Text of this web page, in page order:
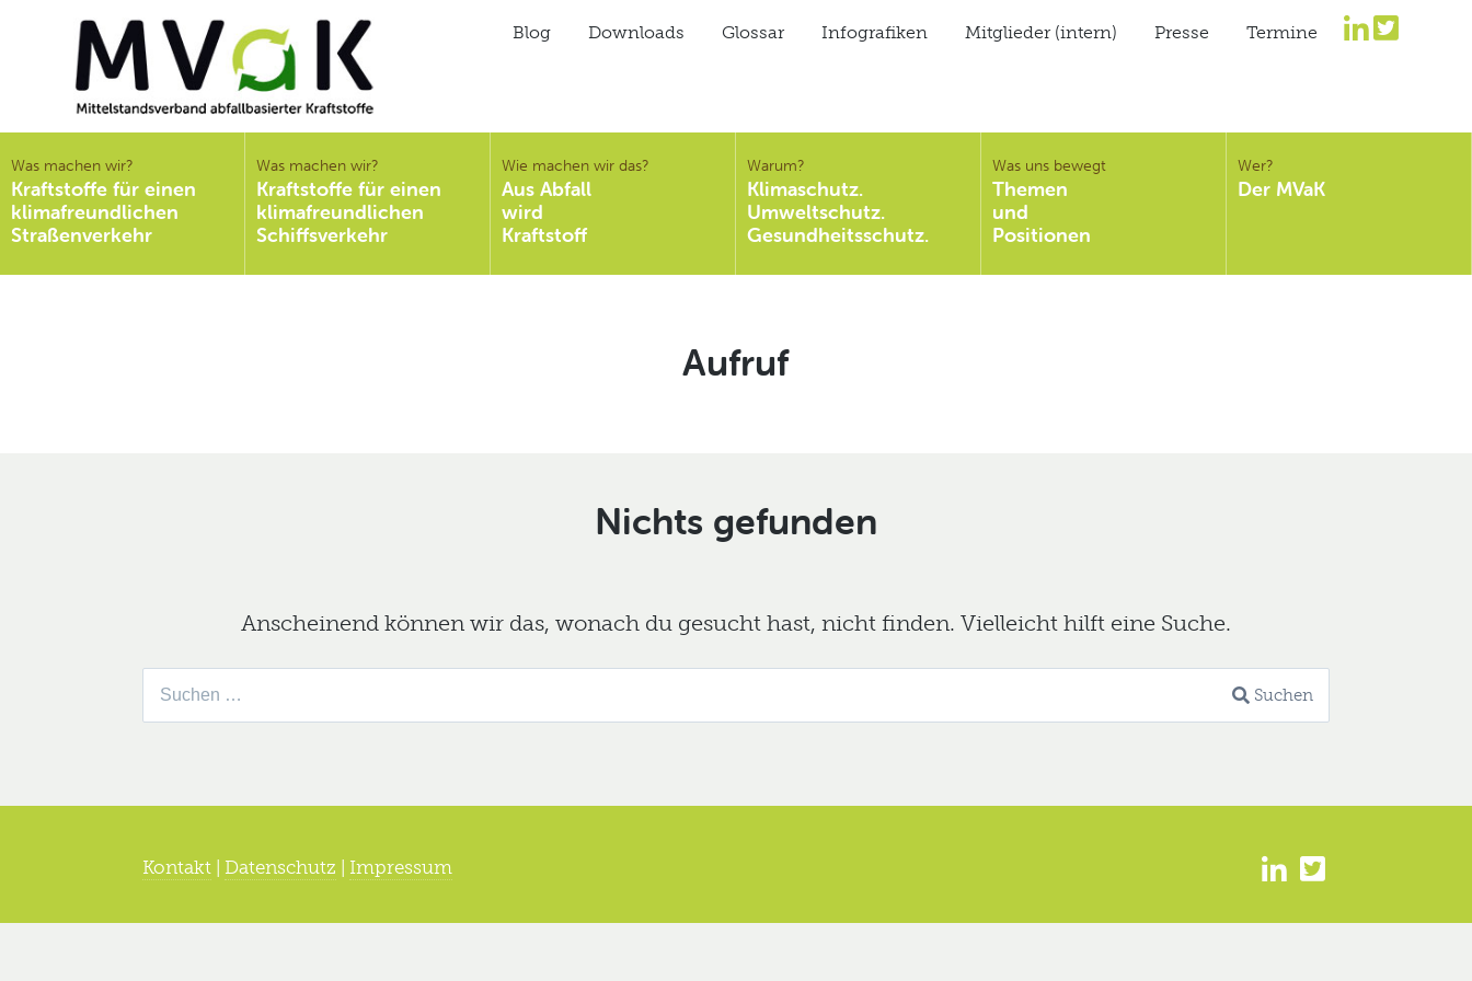
Mittelstandsverband
abfallbasierter
Kraftstoffe e.V.
MVaK
Blog Downloads Glossar Infografiken Mitglieder (intern) Presse Termine
Was machen wir?
Kraftstoffe für einen
klimafreundlichen
Straßenverkehr
Was machen wir?
Kraftstoffe für einen
klimafreundlichen
Schiffsverkehr
Wie machen wir das?
Aus Abfall
wird
Kraftstoff
Warum?
Klimaschutz.
Umweltschutz.
Gesundheitsschutz.
Was uns bewegt
Themen
und
Positionen
Wer?
Der MVaK
Schlagwort:
Aufruf
Nichts gefunden
Anscheinend können wir das, wonach du gesucht hast, nicht finden. Vielleicht hilft eine Suche.
Suche
nach:
Suchen
Kontakt| Datenschutz | Impressum